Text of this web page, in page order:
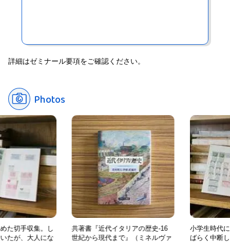
詳細はゼミナール要項をご確認ください。
Photos
た切手収集。し
たが、大人にな
共著書『近代イタリアの歴史-16
世紀から現代まで』（ミネルヴァ
小学生時代
ばらく中断